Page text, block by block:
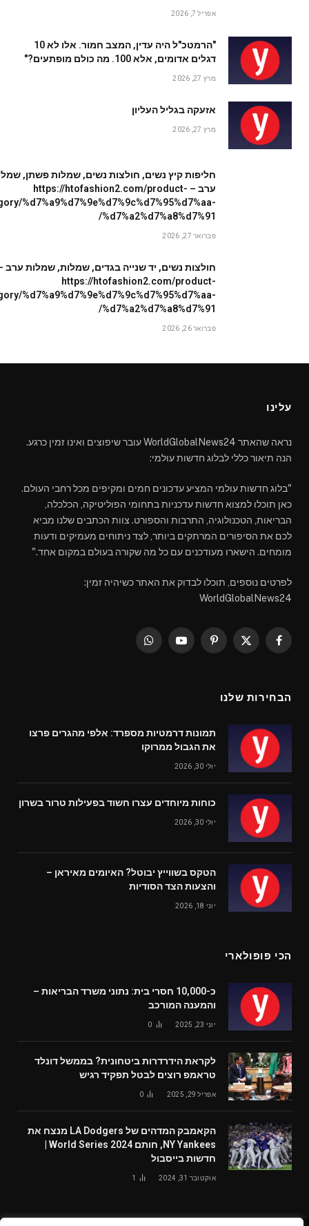
אפריל 7, 2026
"הרמטכ"ל היה עדין, המצב חמור. אלו לא 10
דגלים אדומים, אלא 100. מה כולם מופתעים?"
מרץ 27, 2026
אזעקה בגליל העליון
מרץ 27, 2026
חליפות קיץ נשים, חולצות נשים, שמלות פשתן,
ערב – https://htofashion2.com/product-
%d7%a9%d7%9e%d7%9c%d7%95%d7%aa-
%d7%a2%d7%a8%d7%91/
פברואר 27, 2026
חולצות נשים, יד שנייה בגדים, שמלות, שמלות ערב
https://htofashion2.com/product-
%d7%a9%d7%9e%d7%9c%d7%95%d7%aa-
%d7%a2%d7%a8%d7%91/
פברואר 26, 2026
עלינו
נראה שהאתר WorldGlobalNews24 עובר שיפוצים ואינו זמין כרגע.
הנה תיאור כללי לבלוג חדשות עולמי:
"בלוג חדשות עולמי המציע עדכונים חמים ומקיפים מכל רחבי העולם.
כאן תוכלו למצוא חדשות עדכניות בתחומי הפוליטיקה, הכלכלה,
הבריאות, הטכנולוגיה, התרבות והספורט. צוות הכתבים שלנו מביא
לכם את הסיפורים המרתקים ביותר, לצד ניתוחים מעמיקים ודעות
מומחים. הישארו מעודכנים עם כל מה שקורה בעולם במקום אחד."
לפרטים נוספים, תוכלו לבדוק את האתר כשיהיה זמין:
WorldGlobalNews24
Facebook
X
Pinterest
YouTube
WhatsApp
הבחירות שלנו
תמונות דרמטיות מספרד: אלפי מהגרים פרצו
את הגבול ממרוקו
יולי 30, 2026
כוחות מיוחדים עצרו חשוד בפעילות טרור בשרון
יולי 30, 2026
הטקס בשווייץ יבוטל? האיומים מאיראן –
והצעות הצד הסודיות
יוני 18, 2026
הכי פופולארי
כ-10,000 חסרי בית: נתוני משרד הבריאות –
והמענה המורכב
יוני 23, 2025 0
לקראת הידרדרות ביטחונית? בממשל דונלד
טראמפ רוצים לבטל תפקיד רגיש
אפריל 29, 2025 0
הקאמבק המדהים של LA Dodgers מנצח את
חדשות בייסבול
אוקטובר 31, 2024 1